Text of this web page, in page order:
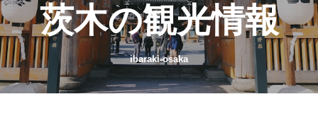
茨木の観光情報
ibaraki-osaka